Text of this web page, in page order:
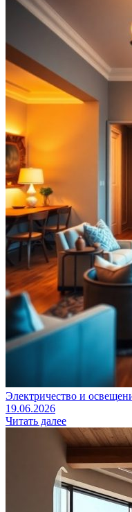
Электричество и
19.06.2026
Читать далее